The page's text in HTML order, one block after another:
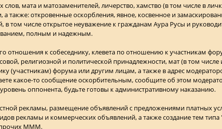
мата и матозаменителей, личерство, хамство (в том числе в
а также: откровенные оскорбления, явное, косвенное и
в том числе открытое неуважение к гражданам Аура Русы и
полным и надежным.
отношения к собеседнику, клевета по отношению к участникам
религиозной и политической принадлежности, мат (в том
(участникам) форума или другим лицам, а также в адрес
какое-то сообщение оскорбительным, сообщите об этом
оппонента, будьте готовы к административному наказанию.
рекламы, размещение объявлений с предложениями платных
рекламы и коммерческих объявлений, а также создание тем
прочих МММ.